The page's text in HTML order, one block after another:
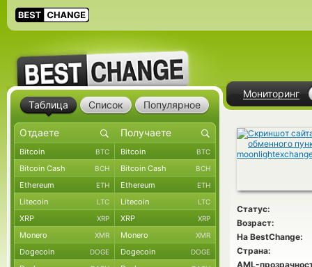
Мониторинг
Статус:
Возраст:
На BestChange:
Страна:
AML-
Таблица Список Популярное
Bitcoin BTC Bitcoin BTC
Bitcoin Cash BCH Bitcoin Cash BCH
Ethereum ETH Ethereum ETH
Litecoin LTC Litecoin LTC
XRP XRP XRP XRP
Monero XMR Monero XMR
Dogecoin DOGE Dogecoin DOGE